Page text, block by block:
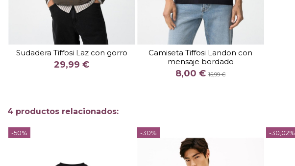
Sudadera Tiffosi Laz con gorro
29,99 €
TALLA
XXL
COLOR
Camiseta Tiffosi Landon con
mensaje bordado
8,00 €15,99 €
COLOR
4 productos relacionados:
-50% -30% -30,02%